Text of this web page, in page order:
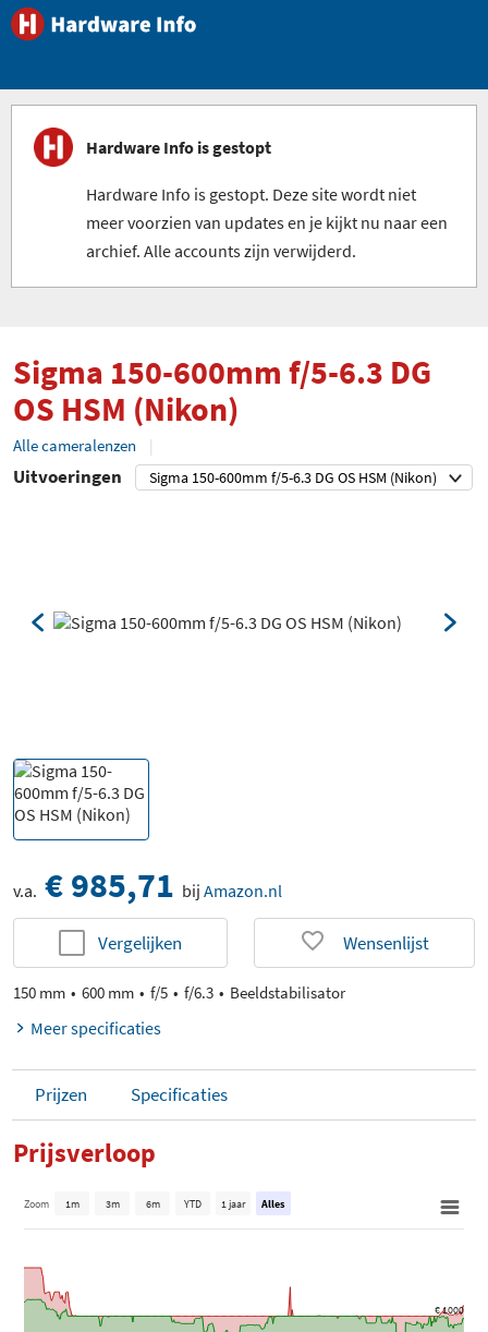
Hardware Info is gestopt
Hardware Info is gestopt. Deze site wordt niet
meer voorzien van updates en je kijkt nu naar een
archief. Alle accounts zijn verwijderd.
Sigma 150-600mm f/5-6.3 DG
OS HSM (Nikon)
Alle cameralenzen
Uitvoeringen
v.a. € 985,71 bij Amazon.nl
Vergelijken Wensenlijst
150 mm 600 mm f/5 f/6.3 Beeldstabilisator
Meer specificaties
Prijzen Specificaties
Prijsverloop
€ 1000
Zoom 1m 3m 6m YTD 1 jaar Alles